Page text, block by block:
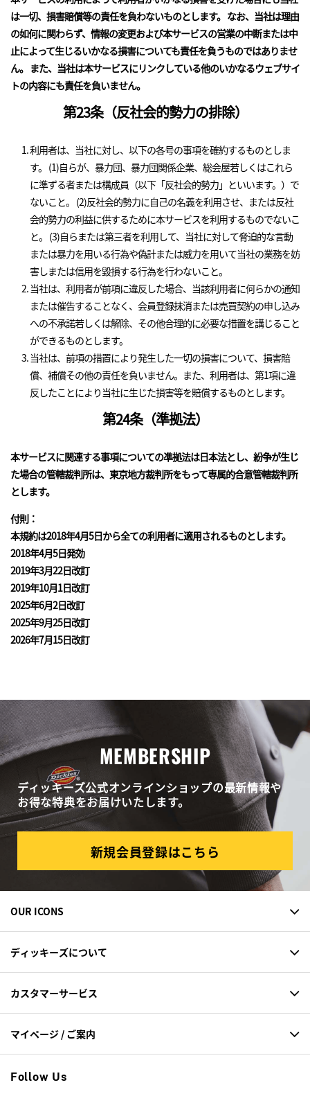
は一切、損害賠償等の責任を負わないものとします。 なお、当社は理由
の如何に関わらず、情報の変更および本サービスの営業の中断または中
止によって生じるいかなる損害についても責任を負うものではありませ
ん。 また、当社は本サービスにリンクしている他のいかなるウェブサイ
トの内容にも責任を負いません。
第23条（反社会的勢力の排除）
利用者は、当社に対し、以下の各号の事項を確約するものとしま
す。 (1)自らが、暴力団、暴力団関係企業、総会屋若しくはこれら
に準ずる者または構成員（以下「反社会的勢力」といいます。）で
ないこと。 (2)反社会的勢力に自己の名義を利用させ、または反社
会的勢力の利益に供するために本サービスを利用するものでないこ
と。 (3)自らまたは第三者を利用して、当社に対して脅迫的な言動
または暴力を用いる行為や偽計または威力を用いて当社の業務を妨
害しまたは信用を毀損する行為を行わないこと。
当社は、利用者が前項に違反した場合、当該利用者に何らかの通知
または催告することなく、会員登録抹消または売買契約の申し込み
への不承諾若しくは解除、その他合理的に必要な措置を講じること
ができるものとします。
当社は、前項の措置により発生した一切の損害について、損害賠
償、補償その他の責任を負いません。また、利用者は、第1項に違
反したことにより当社に生じた損害等を賠償するものとします。
第24条（準拠法）
本サービスに関連する事項についての凖拠法は日本法とし、紛争が生じ
た場合の管轄裁判所は、東京地方裁判所をもって専属的合意管轄裁判所
とします。
付則：
本規約は2018年4月5日から全ての利用者に適用されるものとします。
2018年4月5日発効
2019年3月22日改訂
2019年10月1日改訂
2025年6月2日改訂
2025年9月25日改訂
2026年7月15日改訂
MEMBERSHIP
ディッキーズ公式オンラインショップの最新情報や
お得な特典をお届けいたします。
新規会員登録はこちら
OUR ICONS
ディッキーズについて
カスタマーサービス
マイページ / ご案内
Follow Us